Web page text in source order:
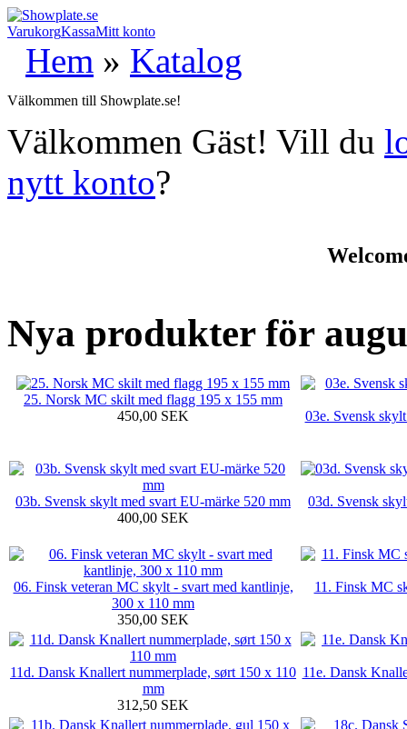
VarukorgKassaMitt konto
Hem » Katalog
Välkommen till Showplate.se!
Välkommen Gäst! Vill du
nytt konto?
Nya produkter för
25. Norsk MC skilt med flagg 195 x 155 mm
450,00 SEK
03e. Svensk
03b. Svensk skylt med svart EU-märke 520 mm
400,00 SEK
03d. Svensk
06. Finsk veteran MC skylt - svart med kantlinje,
300 x 110 mm
350,00 SEK
11. Finsk MC
11d. Dansk Knallert nummerplade, sørt 150 x 110
mm
312,50 SEK
11e. Dansk